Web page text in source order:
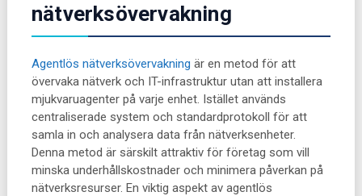
nätverksövervakning
Agentlös nätverksövervakning är en metod för att
övervaka nätverk och IT-infrastruktur utan att installera
mjukvaruagenter på varje enhet. Istället används
centraliserade system och standardprotokoll för att
samla in och analysera data från nätverksenheter.
Denna metod är särskilt attraktiv för företag som vill
minska underhållskostnader och minimera påverkan på
nätverksresurser. En viktig aspekt av agentlös